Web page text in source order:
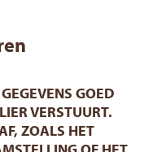
GOED
VERSTUURT.
ZOALS HET